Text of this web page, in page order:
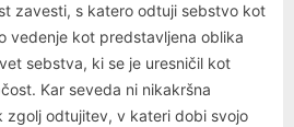
zavesti, s katero odtuji sebstvo kot
vedenje kot predstavljena oblika
sebstva, ki se je uresničil kot
Kar seveda ni nikakršna
zgolj odtujitev, v kateri dobi svojo